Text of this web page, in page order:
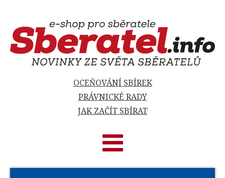
OCEŇOVÁNÍ SBÍREK
PRÁVNICKÉ RADY
JAK ZAČÍT SBÍRAT